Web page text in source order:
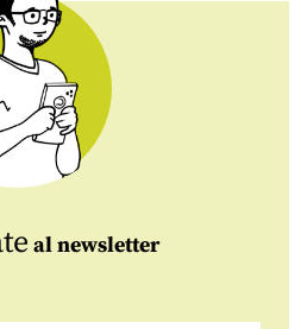
al newsletter